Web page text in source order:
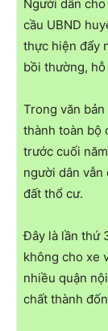
Người dân
cầu UBND
thực hiện đẩy
bồi thường,
Trong văn
thành toàn bộ
trước cuối
người dân vẫn
đất thổ cư.
Đây là lần thứ
không cho xe
nhiều quận
chất thành